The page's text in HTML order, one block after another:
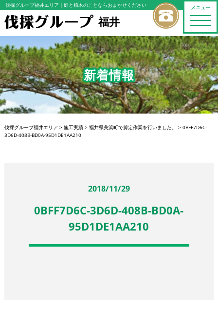
メニュー
toggle
伐採グループ福井エリア ｜庭と植木のことならおまかせください
福井
新着情報
伐採グループ福井エリア > 施工実績> 福井県美浜町で剪定作業を行いました。 > 0BFF7D6C-
3D6D-408B-BD0A-95D1DE1AA210
2018/11/29
0BFF7D6C-3D6D-408B-BD0A-
95D1DE1AA210